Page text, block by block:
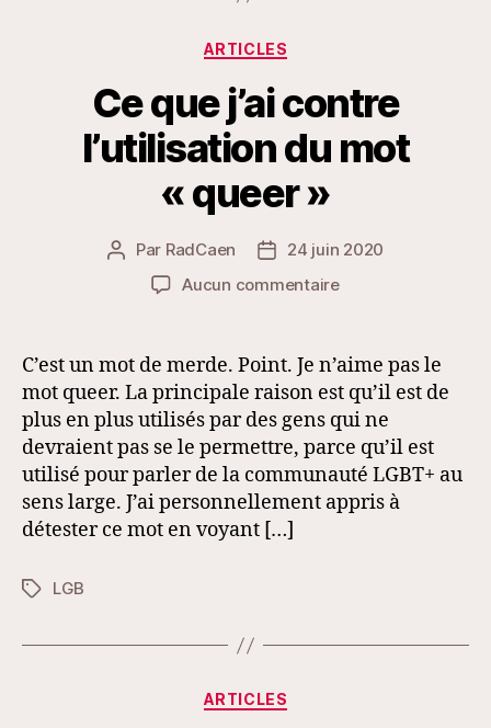
Catégories
ARTICLES
Ce que j’ai contre
l’utilisation du mot
« queer »
Auteur
l’article
Par RadCaen
Date24 juin 2020
Aucun commentairesur
j’ai
contre
l’utilisation
du
mot
« queer »
C’est un mot de merde. Point. Je n’aime pas le
mot queer. La principale raison est qu’il est de
plus en plus utilisés par des gens qui ne
devraient pas se le permettre, parce qu’il est
utilisé pour parler de la communauté LGBT+ au
sens large. J’ai personnellement appris à
détester ce mot en voyant […]
Étiquettes
LGB
Catégories
ARTICLES